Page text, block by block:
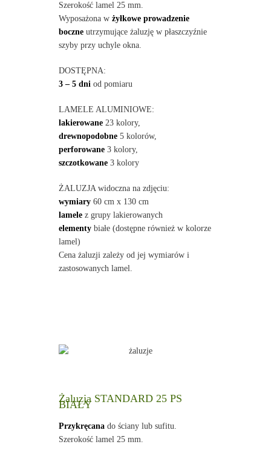
Szerokość lamel 25 mm.
Wyposażona w żyłkowe prowadzenie
boczneutrzymujące żaluzję w płaszczyźnie
szyby przy uchyle okna.
DOSTĘPNA:
3 – 5 dni od pomiaru
LAMELE ALUMINIOWE:
lakierowane23 kolory,
drewnopodobne5 kolorów,
perforowane3 kolory,
szczotkowane3 kolory
ŻALUZJA widoczna na zdjęciu:
wymiary60 cm x 130 cm
lamelez grupy lakierowanych
elementybiałe (dostępne również w kolorze
lamel)
Cena żaluzji zależy od jej wymiarów i
zastosowanych lamel.
Żaluzja STANDARD 25 PS
BIAŁY
Przykręcanado ściany lub sufitu.
Szerokość lamel 25 mm.